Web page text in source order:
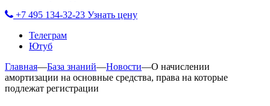
+7 495 134-32-23 Узнать цену
Телеграм
Ютуб
Главная—База знаний—Новости—О начислении
амортизации на основные средства, права на которые
подлежат регистрации